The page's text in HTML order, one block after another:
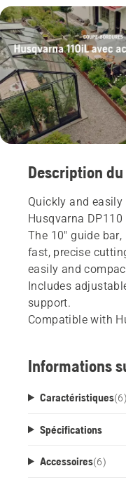
Description
Quickly and
Husqvarna
The 10" guide
fast, precise
easily and
Includes
support.
Compatible with
Informations
Caractéristiques(6)
Spécifications
Accessoires(6)